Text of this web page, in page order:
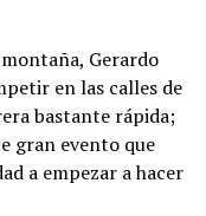
Gerardo
en las calles de
bastante rápida;
gran evento que
a empezar a hacer